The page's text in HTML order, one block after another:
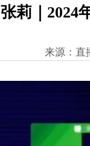
张莉｜2024
来源：